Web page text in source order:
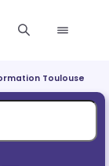
Toulouse